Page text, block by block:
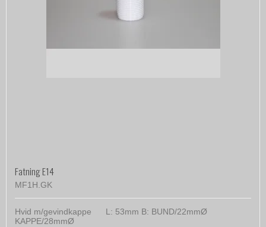
Fatning E14
MF1H.GK
Hvid m/gevindkappe L: 53mm B: BUND/22mmØ
KAPPE/28mmØ